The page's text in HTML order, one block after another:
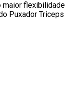
maior flexibilidade
Puxador Triceps